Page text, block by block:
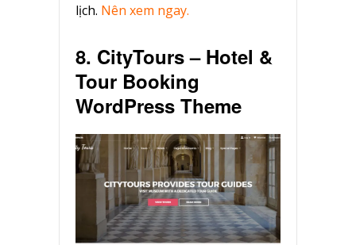
lịch. Nên xem ngay.
8. CityTours – Hotel &
Tour Booking
WordPress Theme